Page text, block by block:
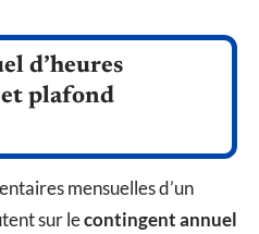
d’heures
plafond
mensuelles d’un
sur lecontingent annuel